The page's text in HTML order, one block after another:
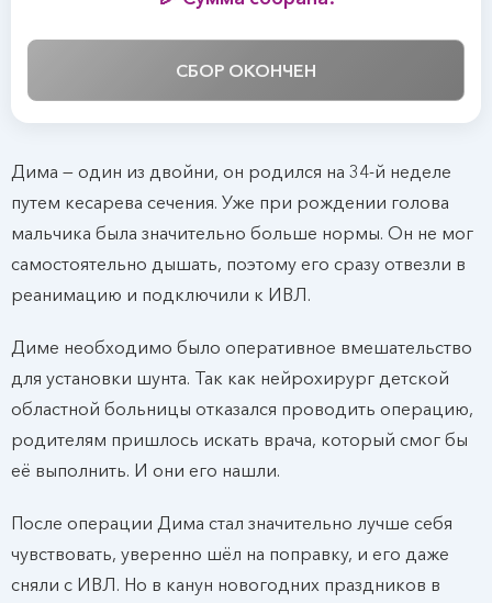
Дима — один из двойни, он родился на 34-й неделе
путем кесарева сечения. Уже при рождении голова
мальчика была значительно больше нормы. Он не мог
самостоятельно дышать, поэтому его сразу отвезли в
реанимацию и подключили к ИВЛ.
Диме необходимо было оперативное вмешательство
для установки шунта. Так как нейрохирург детской
областной больницы отказался проводить операцию,
родителям пришлось искать врача, который смог бы
её выполнить. И они его нашли.
После операции Дима стал значительно лучше себя
чувствовать, уверенно шёл на поправку, и его даже
сняли с ИВЛ. Но в канун новогодних праздников в
СБОР ОКОНЧЕН